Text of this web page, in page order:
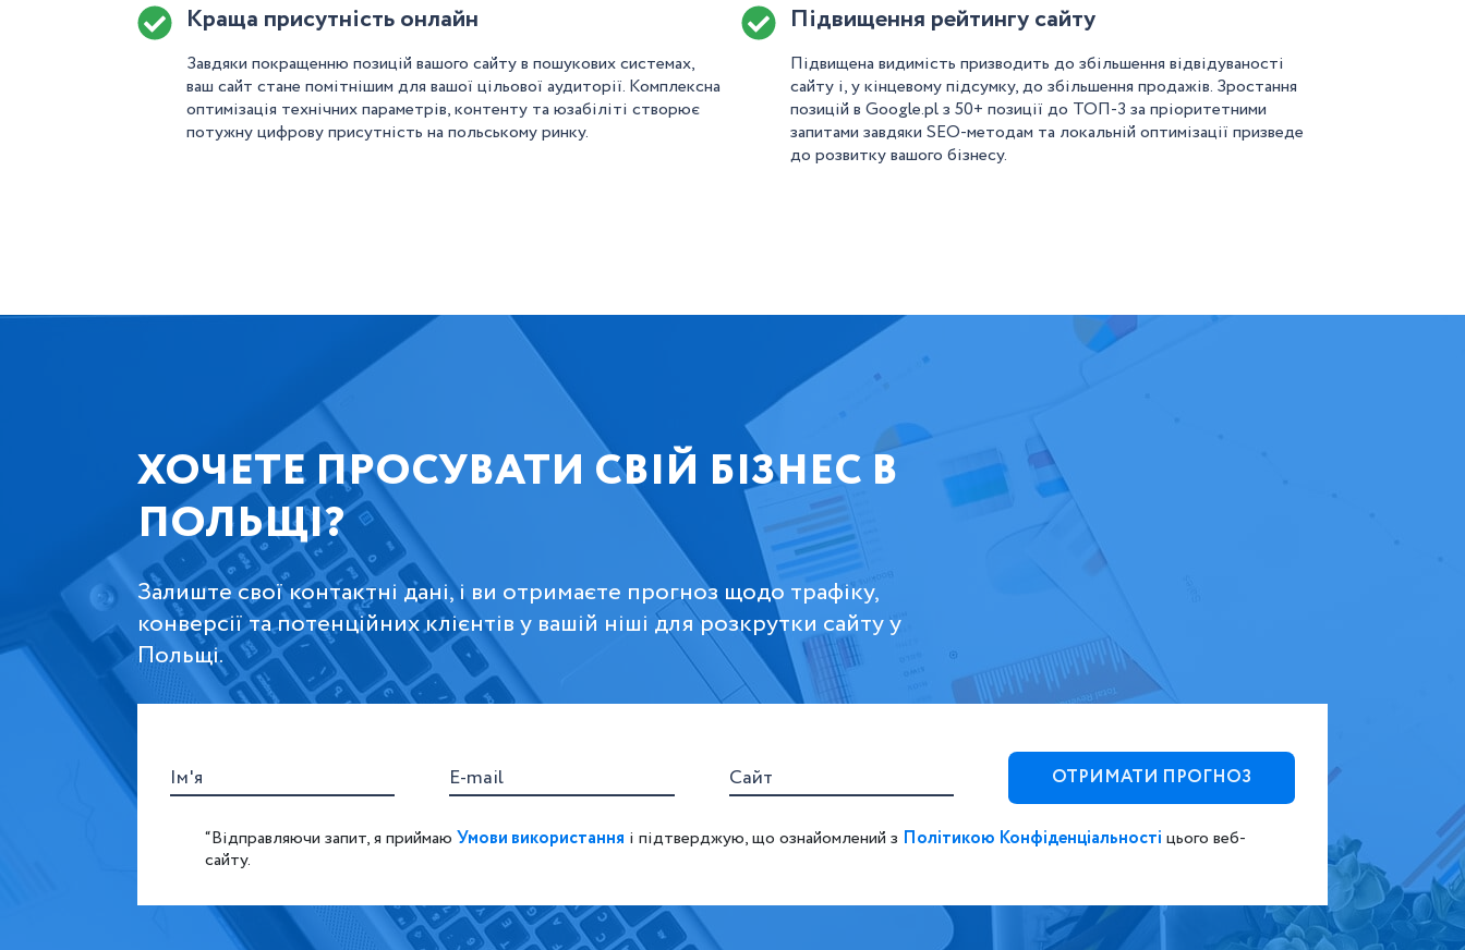
Краща присутність онлайн
Завдяки покращенню позицій вашого сайту в пошукових системах,
ваш сайт стане помітнішим для вашої цільової аудиторії. Комплексна
оптимізація технічних параметрів, контенту та юзабіліті створює
потужну цифрову присутність на польському ринку.
Підвищення рейтингу сайту
Підвищена видимість призводить до збільшення відвідуваності
сайту і, у кінцевому підсумку, до збільшення продажів. Зростання
позицій в Google.pl з 50+ позиції до ТОП-3 за пріоритетними
запитами завдяки SEO-методам та локальній оптимізації призведе
до розвитку вашого бізнесу.
ХОЧЕТЕ ПРОСУВАТИ СВІЙ БІЗНЕС В
ПОЛЬЩІ?
Залиште свої контактні дані, і ви отримаєте прогноз щодо трафіку,
конверсії та потенційних клієнтів у вашій ніші для розкрутки сайту у
Польщі.
Ім'я E-mail Сайт
“Відправляючи запит, я приймаю Умови використання і підтверджую, що ознайомлений з Політикою Конфіденціальності цього веб-
сайту.